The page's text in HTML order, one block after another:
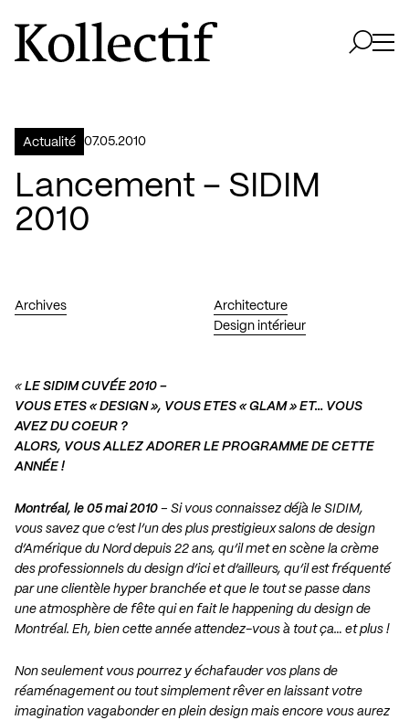
Aller à la page d'accueil
Logo Kollectif
Actualité 07.05.2010
Lancement – SIDIM
2010
Archives
Architecture
Design intérieur
« LE SIDIM CUVÉE 2010 –
VOUS ETES « DESIGN », VOUS ETES « GLAM » ET… VOUS
AVEZ DU COEUR ?
ALORS, VOUS ALLEZ ADORER LE PROGRAMME DE CETTE
ANNÉE !
Montréal, le 05 mai 2010 – Si vous connaissez déjà le SIDIM,
vous savez que c’est l’un des plus prestigieux salons de design
d’Amérique du Nord depuis 22 ans, qu’il met en scène la crème
des professionnels du design d’ici et d’ailleurs, qu’il est fréquenté
par une clientèle hyper branchée et que le tout se passe dans
une atmosphère de fête qui en fait le happening du design de
Montréal. Eh, bien cette année attendez-vous à tout ça… et plus !
Non seulement vous pourrez y échafauder vos plans de
réaménagement ou tout simplement rêver en laissant votre
imagination vagabonder en plein design mais encore vous aurez